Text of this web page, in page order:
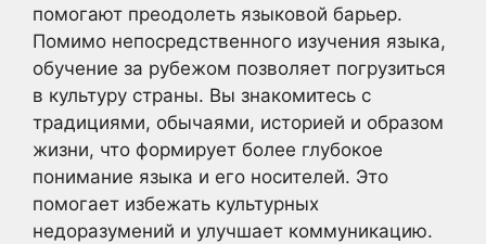
помогают преодолеть языковой барьер.
Помимо непосредственного изучения языка,
обучение за рубежом позволяет погрузиться
в культуру страны. Вы знакомитесь с
традициями, обычаями, историей и образом
жизни, что формирует более глубокое
понимание языка и его носителей. Это
помогает избежать культурных
недоразумений и улучшает коммуникацию.